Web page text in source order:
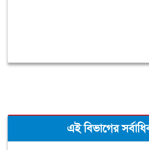
এই বিভাগের